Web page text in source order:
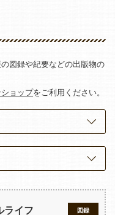
図録や紀要などの出版物の
ョップをご利用ください。
ライフ 図録